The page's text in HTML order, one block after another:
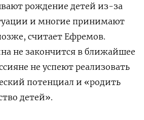
рождение детей из-за
и многие принимают
считает Ефремов.
не закончится в ближайшее
не успеют реализовать
потенциал и «родить
детей».